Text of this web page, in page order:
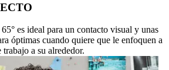
es ideal para un contacto visual y unas
óptimas cuando quiere que le enfoquen a
a su alrededor.